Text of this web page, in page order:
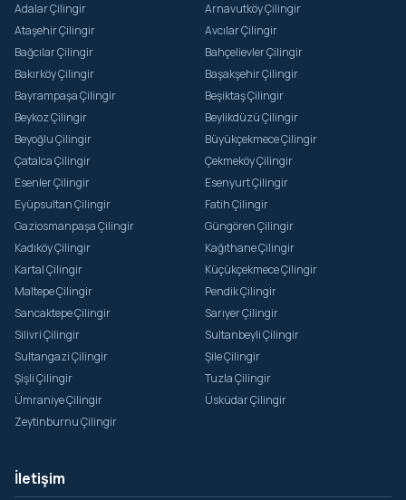
Teke
Ulupelit
Üvezli
Yaka
Yaylalı
Yazımanayır
Yeniköy
Yeşilvadi
Adalar Çilingir
Arnavutköy Çilingir
Ataşehir Çilingir
Avcılar Çilingir
Bağcılar Çilingir
Bahçelievler Çilingir
Bakırköy Çilingir
Başakşehir Çilingir
Bayrampaşa Çilingir
Beşiktaş Çilingir
Beykoz Çilingir
Beylikdüzü Çilingir
Beyoğlu Çilingir
Büyükçekmece Çilingir
Çatalca Çilingir
Çekmeköy Çilingir
Esenler Çilingir
Esenyurt Çilingir
Eyüpsultan Çilingir
Fatih Çilingir
Gaziosmanpaşa Çilingir
Güngören Çilingir
Kadıköy Çilingir
Kağıthane Çilingir
Kartal Çilingir
Küçükçekmece Çilingir
Maltepe Çilingir
Pendik Çilingir
Sancaktepe Çilingir
Sarıyer Çilingir
Silivri Çilingir
Sultanbeyli Çilingir
Sultangazi Çilingir
Şile Çilingir
Şişli Çilingir
Tuzla Çilingir
Ümraniye Çilingir
Üsküdar Çilingir
Zeytinburnu Çilingir
İletişim